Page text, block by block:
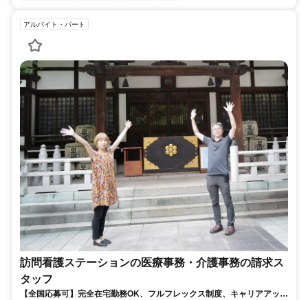
アルバイト・パート
訪問看護ステーションの医療事務・介護事務の請求ス
タッフ
【全国応募可】完全在宅勤務OK、フルフレックス制度、キャリアアップ